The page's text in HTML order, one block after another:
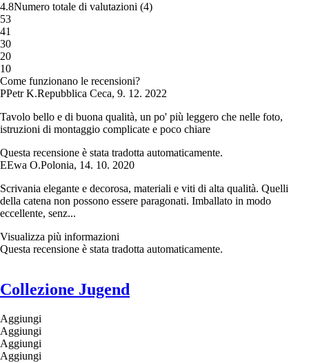
4.8Numero totale di valutazioni (4)
53
41
30
20
10
Come funzionano le recensioni?
PPetr K.Repubblica Ceca, 9. 12. 2022
Tavolo bello e di buona qualità, un po' più leggero che nelle foto,
istruzioni di montaggio complicate e poco chiare
Questa recensione è stata tradotta automaticamente.
EEwa O.Polonia, 14. 10. 2020
Scrivania elegante e decorosa, materiali e viti di alta qualità. Quelli
della catena non possono essere paragonati. Imballato in modo
eccellente, senz...
Visualizza più informazioni
Questa recensione è stata tradotta automaticamente.
Collezione Jugend
Aggiungi
Aggiungi
Aggiungi
Aggiungi